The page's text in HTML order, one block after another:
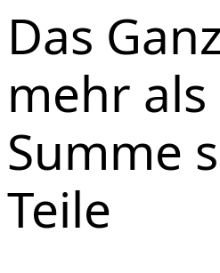
Das
mehr
Summe
Teile